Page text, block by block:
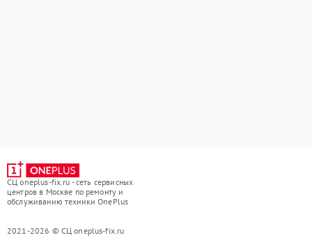
СЦ oneplus-fix.ru - сеть сервисных
центров в Москве по ремонту и
обслуживанию техники OnePlus
2021-2026 © СЦ oneplus-fix.ru